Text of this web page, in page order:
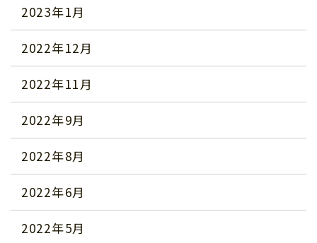
2023年1月
2022年12月
2022年11月
2022年9月
2022年8月
2022年6月
2022年5月